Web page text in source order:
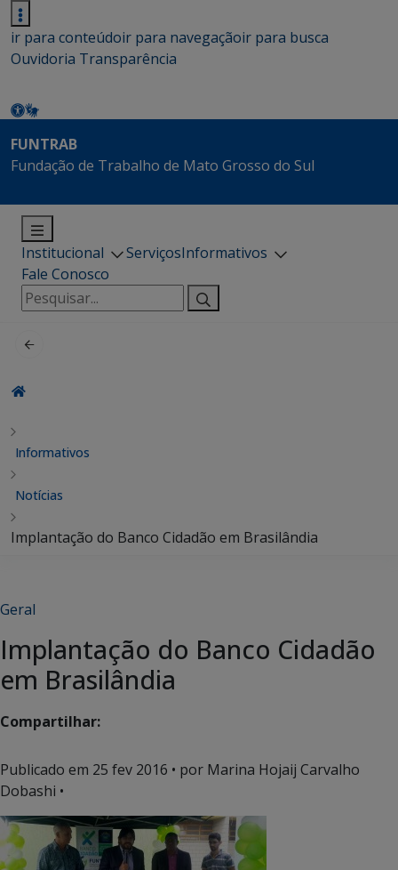
ir para conteúdoir para navegaçãoir para busca
Ouvidoria Transparência
FUNTRAB
Fundação de Trabalho de Mato Grosso do Sul
Institucional ServiçosInformativos
Fale Conosco
Pesquisar
por:
Informativos
Notícias
Implantação do Banco Cidadão em Brasilândia
Geral
Implantação do Banco Cidadão
em Brasilândia
Compartilhar:
Publicado em 25 fev 2016 • por Marina Hojaij Carvalho
Dobashi •